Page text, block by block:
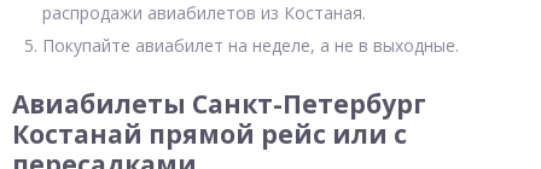
распродажи авиабилетов из Костаная.
Покупайте авиабилет на неделе, а не в выходные.
Авиабилеты Санкт-Петербург
Костанай прямой рейс или с